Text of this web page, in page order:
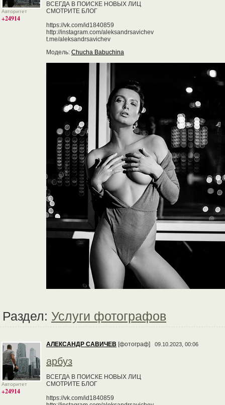
Авторитет
+24914
ВСЕГДА В ПОИСКЕ НОВЫХ ЛИЦ
СМОТРИТЕ БЛОГ
https://vk.com/id1840859
http://instagram.com/aleksandrsavichev
t.me/aleksandrsavichev
Модель: Chucha Babuchina
Раздел: Услуги фотографов
Авторитет
+24914
АЛЕКСАНДР САВИЧЕВ [фотограф] 09.10.2023, 00:06
арбуз
ВСЕГДА В ПОИСКЕ НОВЫХ ЛИЦ
СМОТРИТЕ БЛОГ
https://vk.com/id1840859